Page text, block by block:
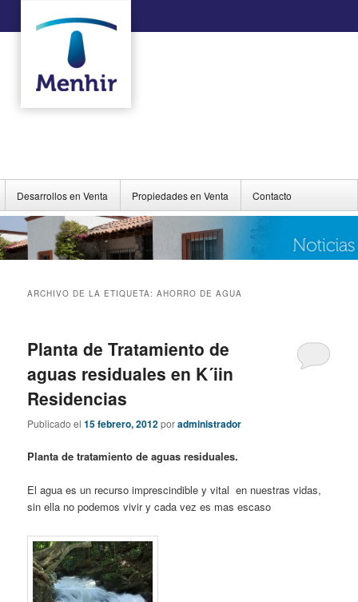
Desarrollos en Venta Propiedades en Venta Contacto
ARCHIVO DE LA ETIQUETA:AHORRO DE AGUA
Planta de Tratamiento de
aguas residuales en K´iin
Residencias
Publicado el15 febrero, 2012poradministrador
Planta de tratamiento de aguas residuales.
El agua es un recurso imprescindible y vital en nuestras vidas,
sin ella no podemos vivir y cada vez es mas escaso